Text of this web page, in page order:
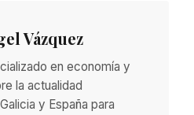
Vázquez
en economía y
la actualidad
y España para